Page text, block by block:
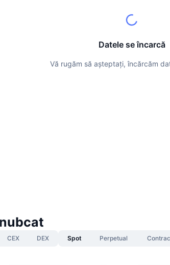
Datele se încarcă
Vă rugăm să așteptați, încărcăm
CEX DEX Spot Perpetual